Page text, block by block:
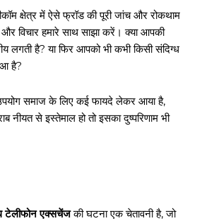
क्षेत्र में ऐसे फ्रॉड की पूरी जांच और रोकथाम
हमारे साथ साझा करें। क्या आपकी
लगती है? या फिर आपको भी कभी किसी संदिग्ध
है?
समाज के लिए कई फायदे लेकर आया है,
से इस्तेमाल हो तो इसका दुष्परिणाम भी
टेलीफोन एक्सचेंजकी घटना एक चेतावनी है, जो